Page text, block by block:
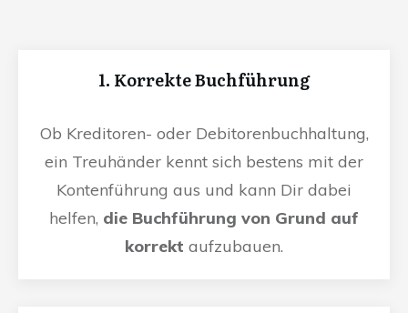
1. Korrekte Buchführung
Ob Kreditoren- oder Debitorenbuchhaltung,
ein Treuhänder kennt sich bestens mit der
Kontenführung aus und kann Dir dabei
helfen, die Buchführung von Grund auf
korrekt aufzubauen.